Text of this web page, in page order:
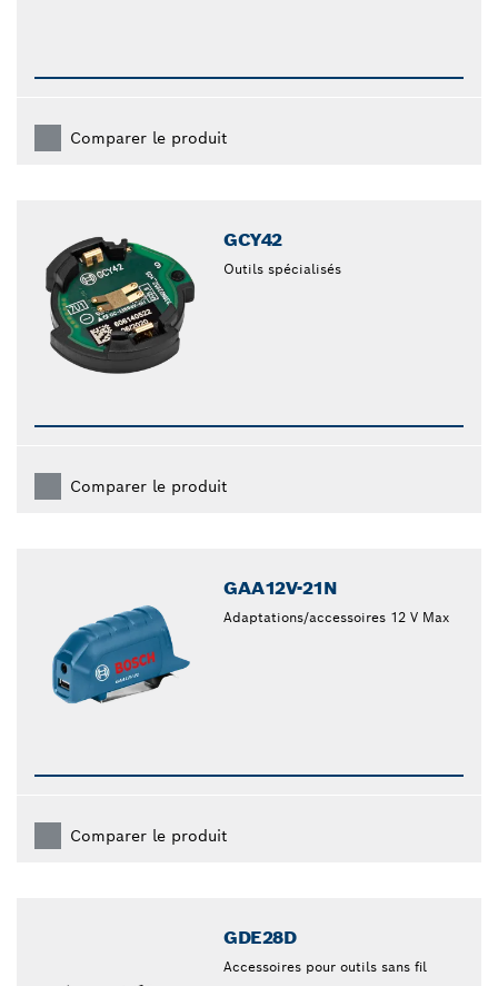
Comparer le produit
GCY42
Outils spécialisés
Comparer le produit
GAA12V-21N
Adaptations/accessoires 12 V Max
Comparer le produit
GDE28D
Accessoires pour outils sans fil